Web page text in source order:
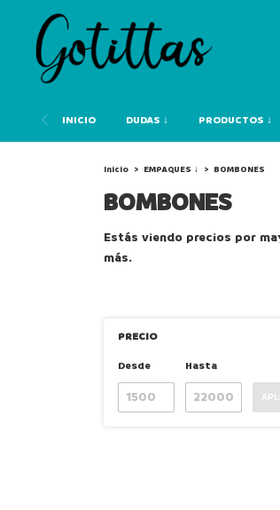
INICIO DUDAS ↓ PRODUCTOS ↓
Inicio > EMPAQUES ↓ > BOMBONES
BOMBONES
Estás viendo precios por
más.
PRECIO
Desde
Hasta